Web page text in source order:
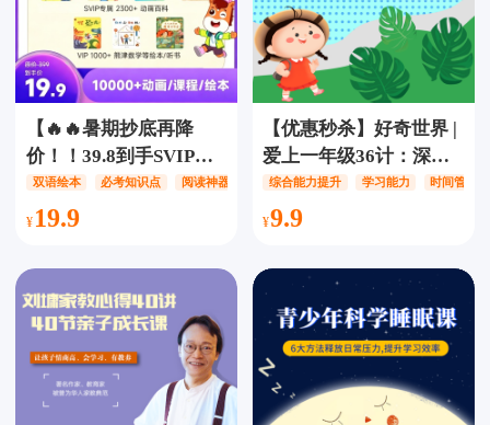
【🔥🔥暑期抄底再降
价！！39.8到手SVIP终
身权益】高途阅读 0-12
岁娃的宝藏阅读APP！涵
10000+动画/课程/绘本，
中英双语绘本共读
双语绘本 必考知识点 阅读神器
19.9
【优惠秒杀】好奇世界 |
爱上一年级36计：深度
解析小学1-3年级孩子困
惑的36个焦点问题，培
告别厌学情绪，助力家
长与孩子同步成长！
综合能力提升 学习能力 时间管理
9.9